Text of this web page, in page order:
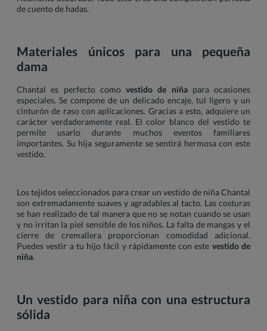
de cuento de hadas.
Materiales únicos para una pequeña
dama
Chantal es perfecto como vestido de niñapara ocasiones
especiales. Se compone de un delicado encaje, tul ligero y un
cinturón de raso con aplicaciones. Gracias a esto, adquiere un
carácter verdaderamente real. El color blanco del vestido te
permite usarlo durante muchos eventos familiares
importantes. Su hija seguramente se sentirá hermosa con este
vestido.
Los tejidos seleccionados para crear un vestido de niña Chantal
son extremadamente suaves y agradables al tacto. Las costuras
se han realizado de tal manera que no se notan cuando se usan
y no irritan la piel sensible de los niños. La falta de mangas y el
cierre de cremallera proporcionan comodidad adicional.
Puedes vestir a tu hijo fácil y rápidamente con este vestido de
niña.
Un vestido para niña con una estructura
sólida